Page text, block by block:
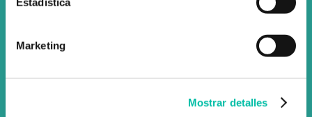
Marketing
Mostrar detalles